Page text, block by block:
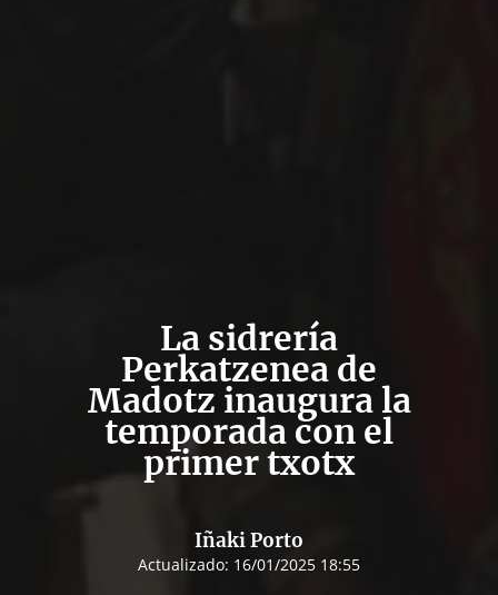
La sidrería
Perkatzenea de
Madotz inaugura la
temporada con el
primer txotx
Iñaki Porto
Actualizado: 16/01/2025 18:55